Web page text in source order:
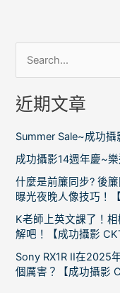
關
:
近期文章
Summer Sale~成功
成功攝影14週年慶~
什麼是前簾同步? 後
曝光夜晚人像技巧！
K老師上英文課了！
解吧！【成功攝影
Sony RX1R II在2025
個厲害？【成功攝影